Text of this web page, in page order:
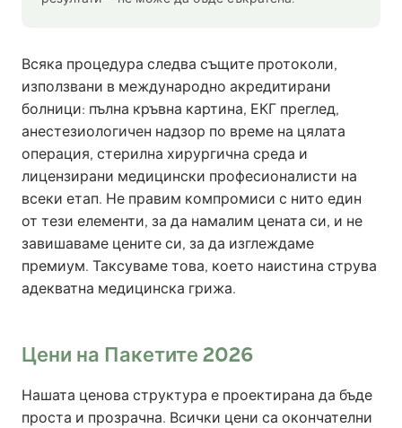
Всяка процедура следва същите протоколи,
използвани в международно акредитирани
болници: пълна кръвна картина, ЕКГ преглед,
анестезиологичен надзор по време на цялата
операция, стерилна хирургична среда и
лицензирани медицински професионалисти на
всеки етап. Не правим компромиси с нито един
от тези елементи, за да намалим цената си, и не
завишаваме цените си, за да изглеждаме
премиум. Таксуваме това, което наистина струва
адекватна медицинска грижа.
Цени на Пакетите 2026
Нашата ценова структура е проектирана да бъде
проста и прозрачна. Всички цени са окончателни